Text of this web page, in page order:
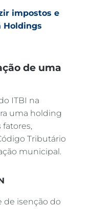
impostos e
Holdings
de uma
ITBI na
uma holding
Tributário
municipal.
de isenção do